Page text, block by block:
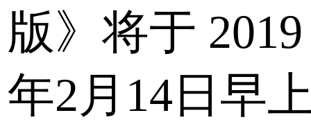
版》将于 2019
年2月14日早